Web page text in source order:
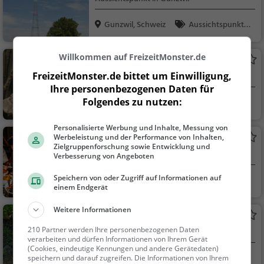
Gunzwil, Schweiz
Aussichtspunkt, F
amilie & Kinder, Natu
r
Toni's Zoo
Zoo in Rothenburg
Rothenburg, Schw
Krimi Zimmer
Krimi Dinner in der ganzen Schweiz
Sursee, Schweiz
Veranstaltungen
Smartphone Schnitzeljagd Family
Schnitzeljagd interaktiv für Familien
Sursee, Schweiz
Familie & Kinder
Willkommen auf FreizeitMonster.de
FreizeitMonster.de bittet um Einwilligung,
Ihre personenbezogenen Daten für
Folgendes zu nutzen:
Personalisierte Werbung und Inhalte, Messung von
Werbeleistung und der Performance von Inhalten,
Zielgruppenforschung sowie Entwicklung und
Verbesserung von Angeboten
Speichern von oder Zugriff auf Informationen auf
einem Endgerät
Weitere Informationen
210 Partner werden Ihre personenbezogenen Daten
verarbeiten und dürfen Informationen von Ihrem Gerät
(Cookies, eindeutige Kennungen und andere Gerätedaten)
speichern und darauf zugreifen. Die Informationen von Ihrem